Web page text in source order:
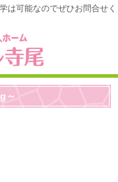
は可能なのでぜひお問合せく
～